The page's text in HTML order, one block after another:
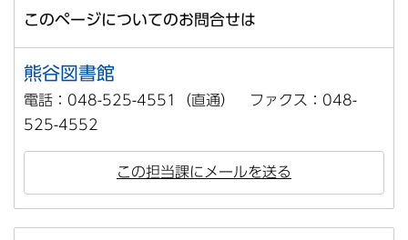
このページについてのお問合せは
熊谷図書館
電話：048-525-4551（直通） ファクス：048-
525-4552
この担当課にメールを送る